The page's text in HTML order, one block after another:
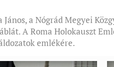
a Nógrád Megyei
A Roma Holokauszt
emlékére.